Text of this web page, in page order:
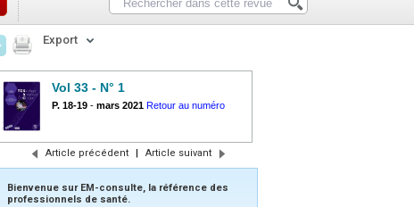
Export
Vol 33 - N° 1
P. 18-19 - mars 2021 Retour au numéro
Article précédent | Article suivant
Bienvenue sur EM-consulte, la référence des
professionnels de santé.